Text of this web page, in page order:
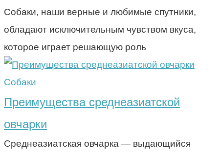
Собаки, наши верные и любимые спутники,
обладают исключительным чувством вкуса,
которое играет решающую роль
Собаки
Преимущества среднеазиатской
овчарки
Среднеазиатская овчарка — выдающийся